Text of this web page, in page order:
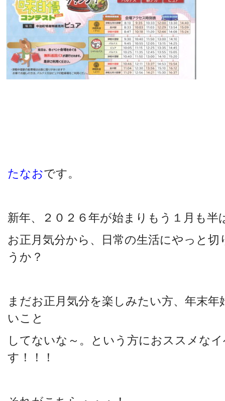
たなおです。
新年、２０２６年が始まりもう１月も半
お正月気分から、日常の生活にやっと
うか？
まだお正月気分を楽しみたい方、年末
いこと
してないな～。という方におススメな
す！！！